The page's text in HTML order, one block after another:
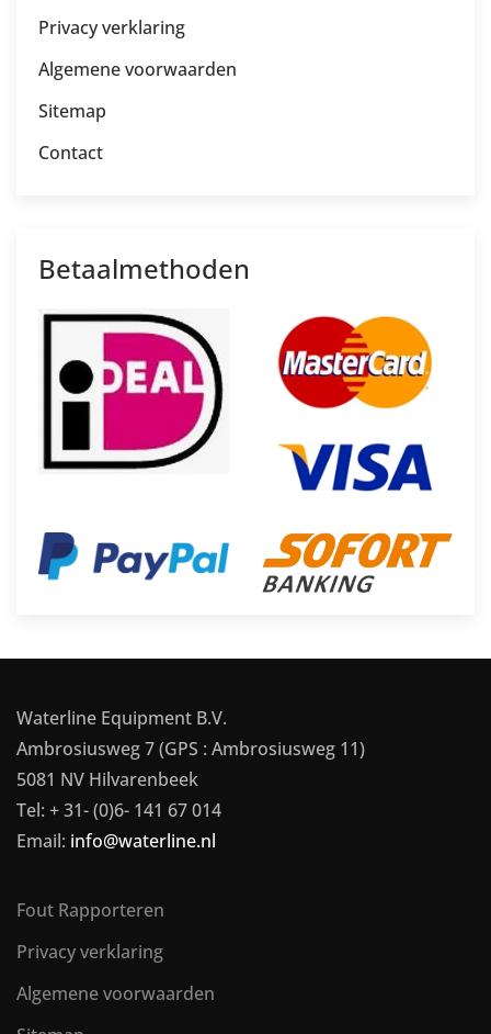
Privacy verklaring
Algemene voorwaarden
Sitemap
Contact
Betaalmethoden
Waterline Equipment B.V.
Ambrosiusweg 7 (GPS : Ambrosiusweg 11)
5081 NV Hilvarenbeek
Tel: + 31- (0)6- 141 67 014
Email: info@waterline.nl
Fout Rapporteren
Privacy verklaring
Algemene voorwaarden